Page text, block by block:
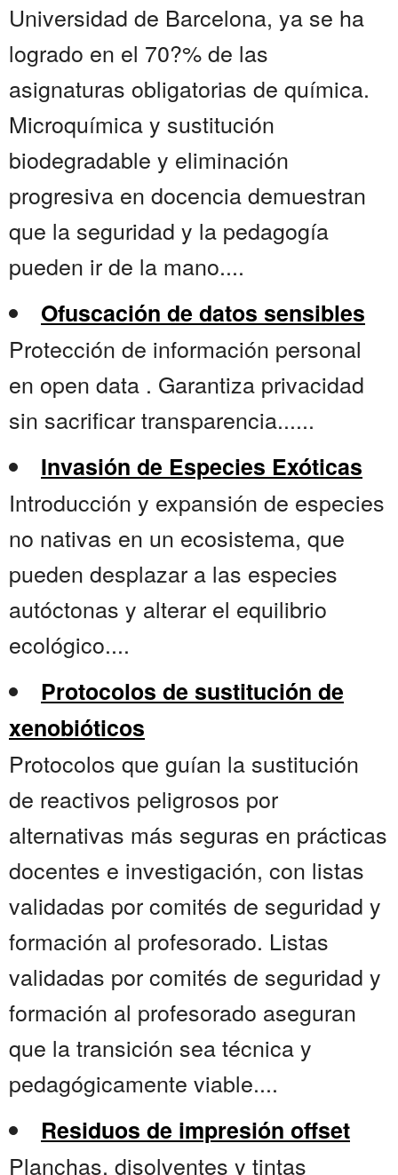
Universidad de Barcelona, ya se ha
logrado en el 70?% de las
asignaturas obligatorias de química.
Microquímica y sustitución
biodegradable y eliminación
progresiva en docencia demuestran
que la seguridad y la pedagogía
pueden ir de la mano....
Ofuscación de datos sensibles
Protección de información personal
en open data . Garantiza privacidad
sin sacrificar transparencia......
Invasión de Especies Exóticas
Introducción y expansión de especies
no nativas en un ecosistema, que
pueden desplazar a las especies
autóctonas y alterar el equilibrio
ecológico....
Protocolos de sustitución de
xenobióticos
Protocolos que guían la sustitución
de reactivos peligrosos por
alternativas más seguras en prácticas
docentes e investigación, con listas
validadas por comités de seguridad y
formación al profesorado. Listas
validadas por comités de seguridad y
formación al profesorado aseguran
que la transición sea técnica y
pedagógicamente viable....
Residuos de impresión offset
Planchas, disolventes y tintas